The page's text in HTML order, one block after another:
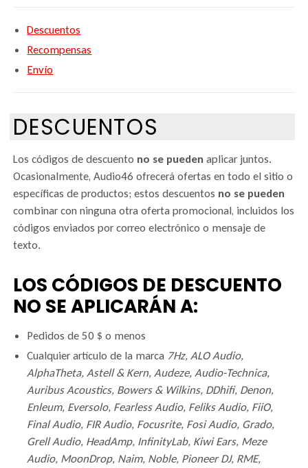
Descuentos
Recompensas
Envío
DESCUENTOS
Los códigos de descuento no se puedenaplicar juntos.
Ocasionalmente, Audio46 ofrecerá ofertas en todo el sitio o
específicas de productos; estos descuentos no se pueden
combinar con ninguna otra oferta promocional, incluidos los
códigos enviados por correo electrónico o mensaje de
texto.
LOS CÓDIGOS DE DESCUENTO
NO SE APLICARÁN A:
Pedidos de 50 $ o menos
Cualquier artículo de la marca 7Hz, ALO Audio,
AlphaTheta,Astell & Kern, Audeze, Audio-Technica,
Auribus Acoustics, Bowers & Wilkins, DDhifi, Denon,
Enleum, Eversolo, Fearless Audio, Feliks Audio, FiiO,
Final Audio, FIR Audio, Focusrite, Fosi Audio, Grado,
Grell Audio, HeadAmp, InfinityLab, Kiwi Ears, Meze
Audio, MoonDrop, Naim, Noble, Pioneer DJ, RME,